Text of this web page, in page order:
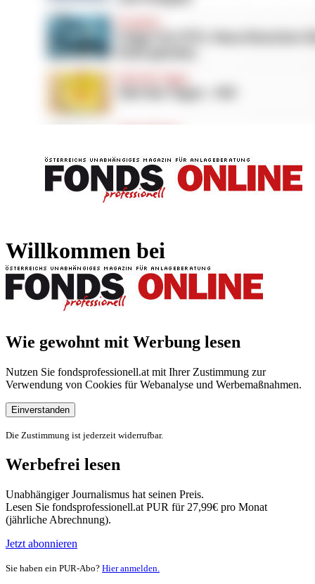
Willkommen bei
Wie gewohnt mit Werbung lesen
Nutzen Sie fondsprofessionell.at mit Ihrer Zustimmung zur
Verwendung von Cookies für Webanalyse und Werbemaßnahmen.
Einverstanden
Die Zustimmung ist jederzeit widerrufbar.
Werbefrei lesen
Unabhängiger Journalismus hat seinen Preis.
Lesen Sie fondsprofessionell.at PUR für 27,99€ pro Monat
(jährliche Abrechnung).
Jetzt abonnieren
Sie haben ein PUR-Abo? Hier anmelden.